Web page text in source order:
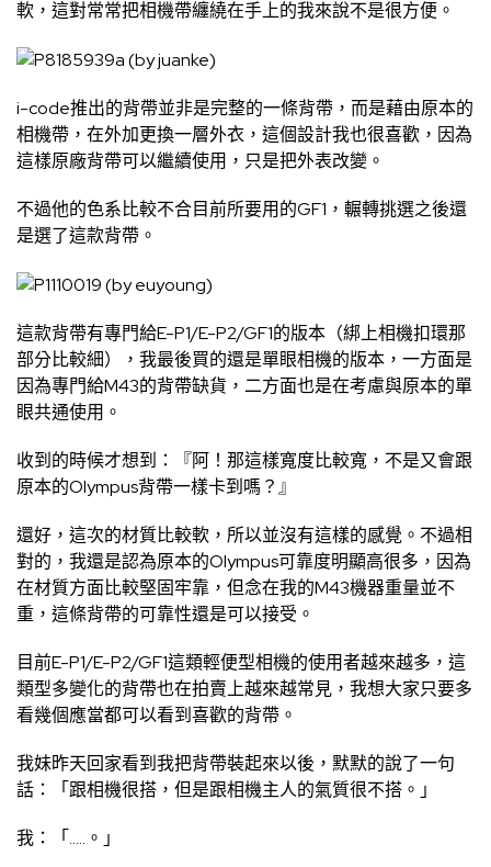
軟，這對常常把相機帶纏繞在手上的我來說不是很方便。
i-code推出的背帶並非是完整的一條背帶，而是藉由原本的
相機帶，在外加更換一層外衣，這個設計我也很喜歡，因為
這樣原廠背帶可以繼續使用，只是把外表改變。
不過他的色系比較不合目前所要用的GF1，輾轉挑選之後還
是選了這款背帶。
這款背帶有專門給E-P1/E-P2/GF1的版本（綁上相機扣環那
部分比較細），我最後買的還是單眼相機的版本，一方面是
因為專門給M43的背帶缺貨，二方面也是在考慮與原本的單
眼共通使用。
收到的時候才想到：『阿！那這樣寬度比較寬，不是又會跟
原本的Olympus背帶一樣卡到嗎？』
還好，這次的材質比較軟，所以並沒有這樣的感覺。不過相
對的，我還是認為原本的Olympus可靠度明顯高很多，因為
在材質方面比較堅固牢靠，但念在我的M43機器重量並不
重，這條背帶的可靠性還是可以接受。
目前E-P1/E-P2/GF1這類輕便型相機的使用者越來越多，這
類型多變化的背帶也在拍賣上越來越常見，我想大家只要多
看幾個應當都可以看到喜歡的背帶。
我妹昨天回家看到我把背帶裝起來以後，默默的說了一句
話：「跟相機很搭，但是跟相機主人的氣質很不搭。」
我：「…..。」